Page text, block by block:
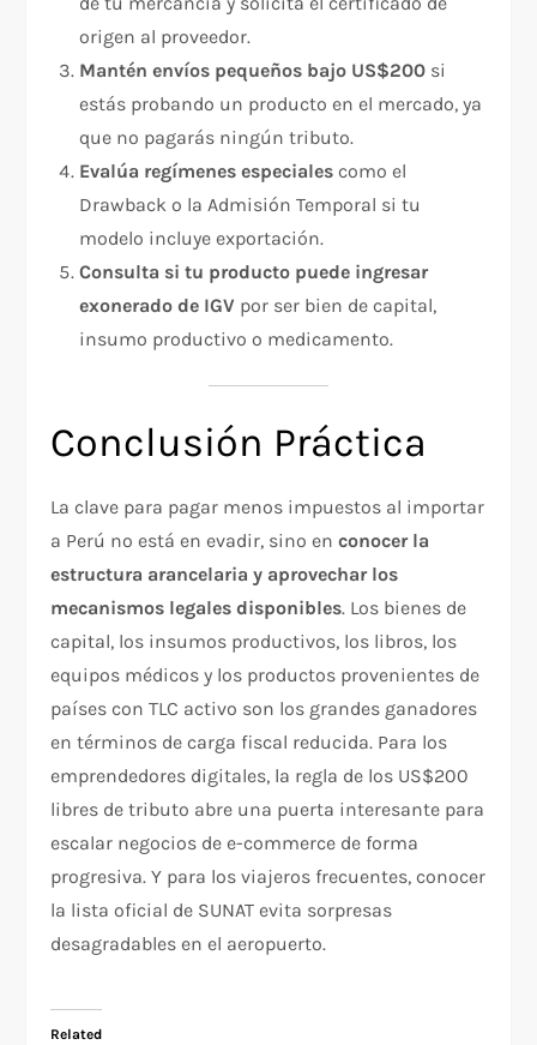
origen al proveedor.
Mantén envíos pequeños bajo US$200 si
estás probando un producto en el mercado, ya
que no pagarás ningún tributo.
Evalúa regímenes especiales como el
Drawback o la Admisión Temporal si tu
modelo incluye exportación.
Consulta si tu producto puede ingresar
exonerado de IGV por ser bien de capital,
insumo productivo o medicamento.
Conclusión Práctica
La clave para pagar menos impuestos al importar
a Perú no está en evadir, sino enconocer la
estructura arancelaria y aprovechar los
mecanismos legales disponibles. Los bienes de
capital, los insumos productivos, los libros, los
equipos médicos y los productos provenientes de
países con TLC activo son los grandes ganadores
en términos de carga fiscal reducida. Para los
emprendedores digitales, la regla de los US$200
libres de tributo abre una puerta interesante para
escalar negocios de e-commerce de forma
progresiva. Y para los viajeros frecuentes, conocer
la lista oficial de SUNAT evita sorpresas
desagradables en el aeropuerto.
Related